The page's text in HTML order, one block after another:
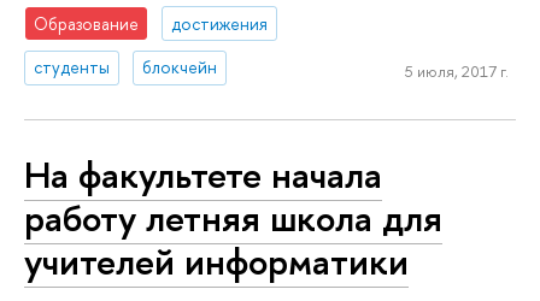
Образование
достижения
студенты
блокчейн 5 июля, 2017 г.
На факультете начала
работу летняя школа для
учителей информатики